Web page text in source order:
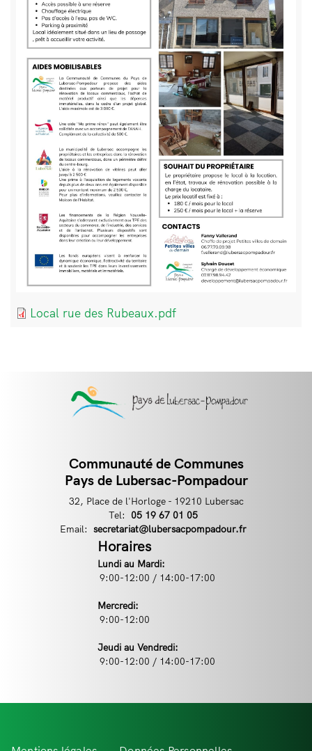
Document
Local rue des Rubeaux.pdf
Contact
Communauté de Communes
Pays de Lubersac-Pompadour
32, Place de l'Horloge - 19210 Lubersac
Tel:
Téléphone
05 19 67 01 05
Email: Email
secretariat@lubersacpompadour.fr
Horaires
Lundi au Mardi:
9:00-12:00 / 14:00-17:00
Mercredi:
9:00-12:00
Jeudi au Vendredi:
9:00-12:00 / 14:00-17:00